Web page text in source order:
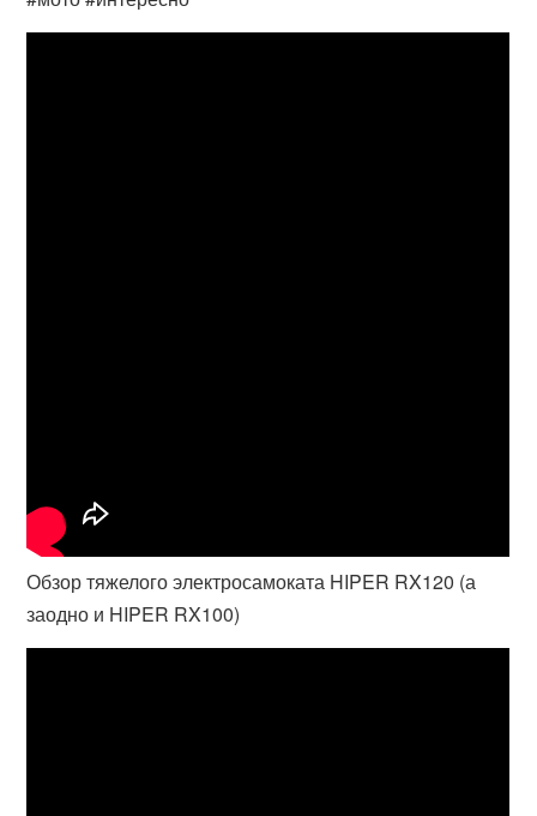
Обзор тяжелого электросамоката HIPER RX120 (а
заодно и HIPER RX100)